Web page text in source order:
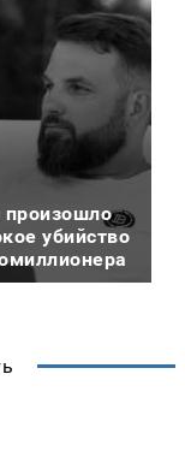
убийство